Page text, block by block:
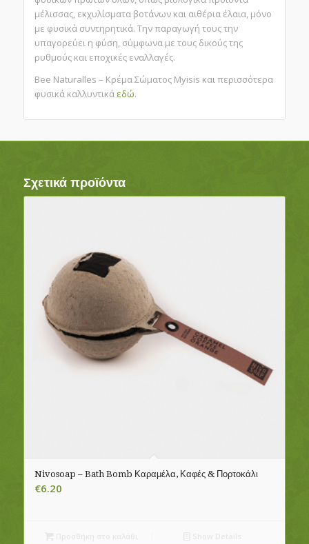
μέλισσας, εκχυλίσματα βοτάνων και αιθέρια έλαια, μόνο
με φυσικά συντηρητικά. Την παραγωγή τους την
υπαγορεύει η φύση, σύμφωνα με τους δικούς της
ρυθμούς και εποχικές εναλλαγές.
Bee Naturalles – Κρέμα Σώματος Myisis και περισσότερα
φυσικά καλλυντικά εδώ.
Σχετικά προϊόντα
Nivosoap – Bath Bomb Καραμέλα, Καφές & Πορτοκάλι
€6.20